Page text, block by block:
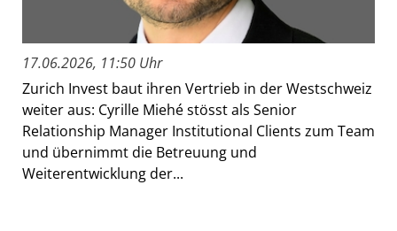
17.06.2026, 11:50 Uhr
Zurich Invest baut ihren Vertrieb in der Westschweiz
weiter aus: Cyrille Miehé stösst als Senior
Relationship Manager Institutional Clients zum Team
und übernimmt die Betreuung und
Weiterentwicklung der...